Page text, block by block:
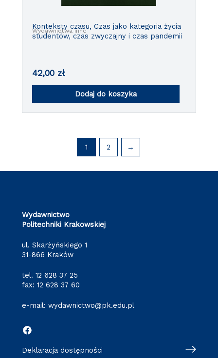
Wydawnictwa inne
Konteksty czasu, Czas jako kategoria życia
studentów, czas zwyczajny i czas pandemii
42,00 zł
Dodaj do koszyka
1 2 →
Wydawnictwo
Politechniki Krakowskiej
ul. Skarżyńskiego 1
31-866 Kraków
tel. 12 628 37 25
fax: 12 628 37 60
e-mail: wydawnictwo@pk.edu.pl
Deklaracja dostępności